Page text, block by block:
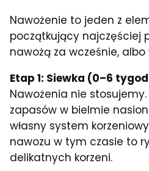
Nawożenie to jeden z
początkujący najczęściej
nawożą za wcześnie, albo
Etap 1: Siewka (0–6
Nawożenia nie stosujemy.
zapasów w bielmie
własny system
nawozu w tym czasie to
delikatnych korzeni.